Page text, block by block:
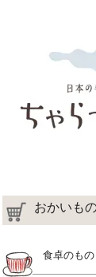
おかいも
食卓のもの